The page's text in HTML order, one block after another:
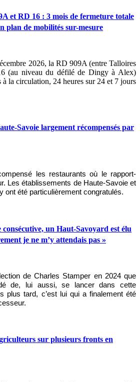
et RD 16 : 3 mois de fermeture totale
plan de mobilités sur-mesure
2026, la RD 909A (entre Talloires
(au niveau du défilé de Dingy à Alex)
à la circulation, 24 heures sur 24 et 7 jours
Savoie largement récompensés par
les restaurants où le rapport-
Les établissements de Haute-Savoie et
ont été particulièrement congratulés.
un Haut-Savoyard est élu
je ne m’y attendais pas »
de Charles Stamper en 2024 que
de, lui aussi, se lancer dans cette
plus tard, c’est lui qui a finalement été
sur plusieurs fronts en